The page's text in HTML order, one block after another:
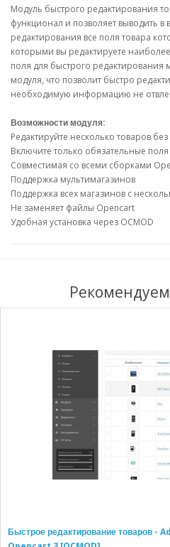
Модуль быстрого редактирования
функционал и позволяет выводить
редактирования все поля товара
которыми вы редактируете
поля для быстрого редактирования
модуля, что позволит быстро
необходимую информацию не
Возможности модуля:
Редактируйте несколько товаров
Включите только обязательные поля
Совместимая со всеми сборками
Поддержка мультимагазинов
Поддержка всех магазинов с
Не заменяет файлы Opencart
Удобная установка через OCMOD
Быстрое редактирование товаров